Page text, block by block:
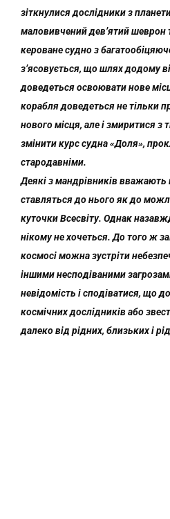
зіткнулися дослідники з
маловивчений дев’ятий шеврон
кероване судно з
з’ясовується, що шлях додому
доведеться освоювати нове
корабля доведеться не тільки
нового місця, але і змиритися
змінити курс судна «Доля»,
стародавніми.
Деякі з мандрівників вважають
ставляться до нього як до
куточки Всесвіту. Однак
нікому не хочеться. До того ж
космосі можна зустріти
іншими несподіваними
невідомість і сподіватися, що
космічних дослідників або
далеко від рідних, близьких і